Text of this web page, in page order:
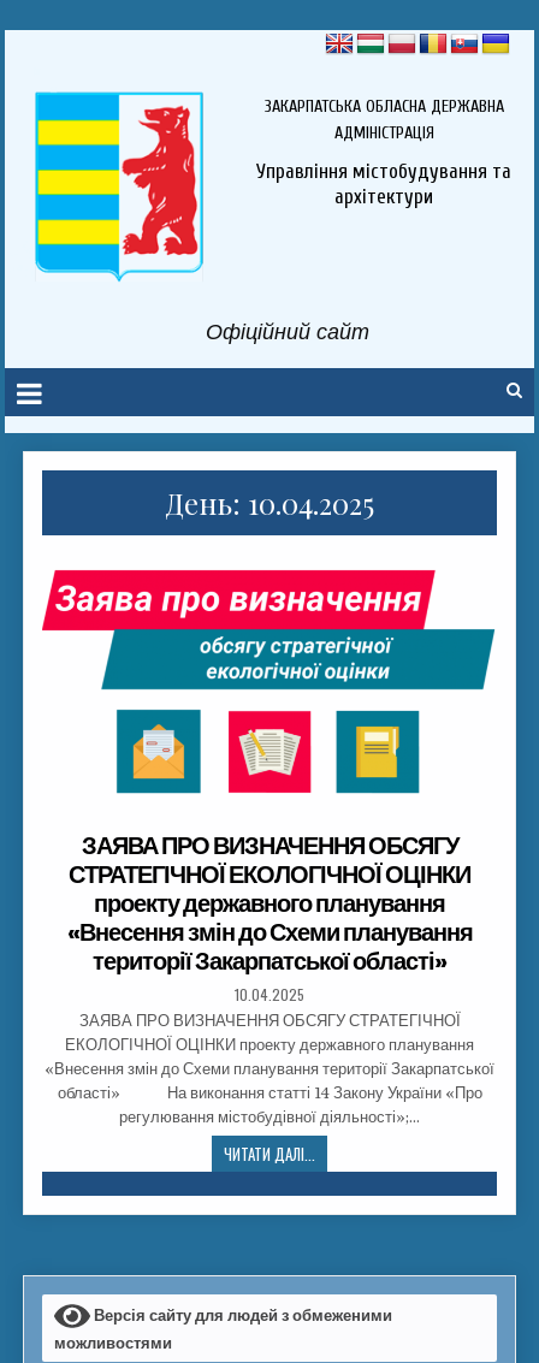
ЗАКАРПАТСЬКА ОБЛАСНА ДЕРЖАВНА
АДМІНІСТРАЦІЯ
Управління містобудування та
архітектури
Офіційний сайт
День: 10.04.2025
ЗАЯВА ПРО ВИЗНАЧЕННЯ ОБСЯГУ
СТРАТЕГІЧНОЇ ЕКОЛОГІЧНОЇ ОЦІНКИ
проекту державного планування
«Внесення змін до Схеми планування
території Закарпатської області»
10.04.2025
ЗАЯВА ПРО ВИЗНАЧЕННЯ ОБСЯГУ СТРАТЕГІЧНОЇ
ЕКОЛОГІЧНОЇ ОЦІНКИ проекту державного планування
«Внесення змін до Схеми планування території Закарпатської
області» На виконання статті 14 Закону України «Про
регулювання містобудівної діяльності»;…
ЧИТАТИ ДАЛІ...
Версія сайту для людей з обмеженими
можливостями